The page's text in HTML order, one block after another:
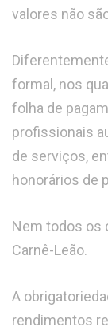
valores não
formal, nos
folha de
profissionais
de serviços,
honorários de
Nem todos os
Carnê-Leão.
A
rendimentos